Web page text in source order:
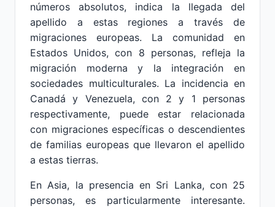
números absolutos, indica la llegada del
apellido a estas regiones a través de
migraciones europeas. La comunidad en
Estados Unidos, con 8 personas, refleja la
migración moderna y la integración en
sociedades multiculturales. La incidencia en
Canadá y Venezuela, con 2 y 1 personas
respectivamente, puede estar relacionada
con migraciones específicas o descendientes
de familias europeas que llevaron el apellido
a estas tierras.
En Asia, la presencia en Sri Lanka, con 25
personas, es particularmente interesante.